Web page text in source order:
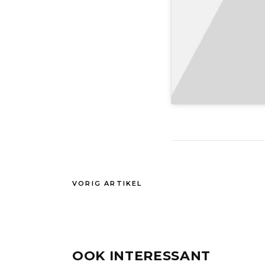
VORIG ARTIKEL
OOK INTERESSANT